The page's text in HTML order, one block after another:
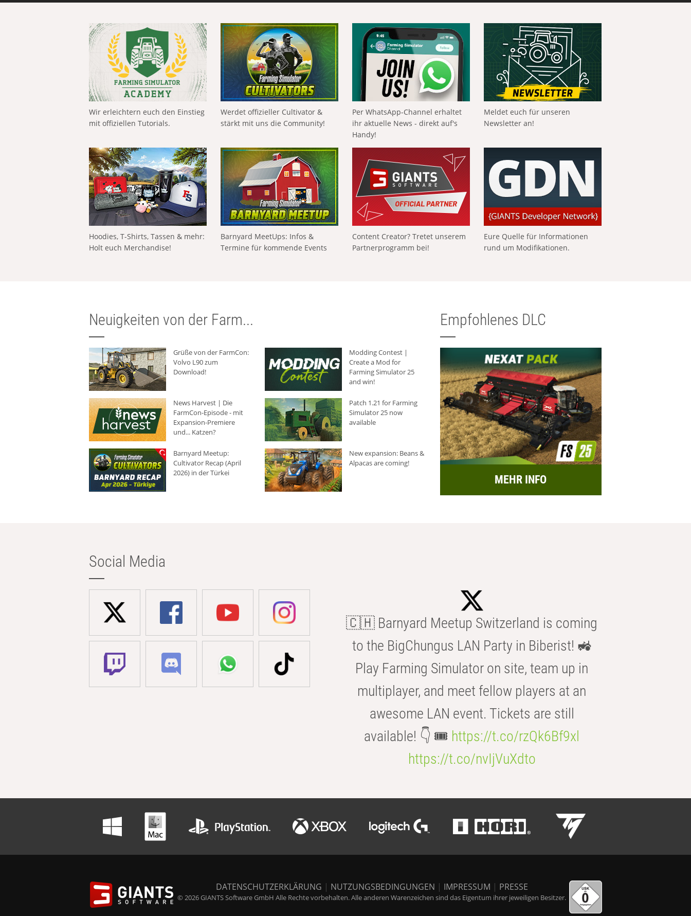
Wir erleichtern euch den Einstieg
mit offiziellen Tutorials.
Werdet offizieller Cultivator &
stärkt mit uns die Community!
Per WhatsApp-Channel erhaltet
ihr aktuelle News - direkt auf's
Handy!
Meldet euch für unseren
Newsletter an!
Hoodies, T-Shirts, Tassen & mehr:
Holt euch Merchandise!
Barnyard MeetUps: Infos &
Termine für kommende Events
Content Creator? Tretet unserem
Partnerprogramm bei!
Eure Quelle für Informationen
rund um Modifikationen.
Neuigkeiten von der Farm...
Grüße von der FarmCon:
Volvo L90 zum
Download!
Modding Contest |
Create a Mod for
Farming Simulator 25
and win!
News Harvest | Die
FarmCon-Episode - mit
Expansion-Premiere
und... Katzen?
Patch 1.21 for Farming
Simulator 25 now
available
Barnyard Meetup:
Cultivator Recap (April
2026) in der Türkei
New expansion: Beans &
Alpacas are coming!
Empfohlenes DLC
MEHR INFO
Social Media
🇨🇭 Barnyard Meetup Switzerland is coming
to the BigChungus LAN Party in Biberist! 🚜
Play Farming Simulator on site, team up in
multiplayer, and meet fellow players at an
awesome LAN event. Tickets are still
available! 👇 🎟️ https://t.co/rzQk6Bf9xl
https://t.co/nvIjVuXdto
DATENSCHUTZERKLÄRUNG | NUTZUNGSBEDINGUNGEN | IMPRESSUM | PRESSE
© 2026 GIANTS Software GmbH Alle Rechte vorbehalten. Alle anderen Warenzeichen sind das Eigentum ihrer jeweiligen Besitzer.